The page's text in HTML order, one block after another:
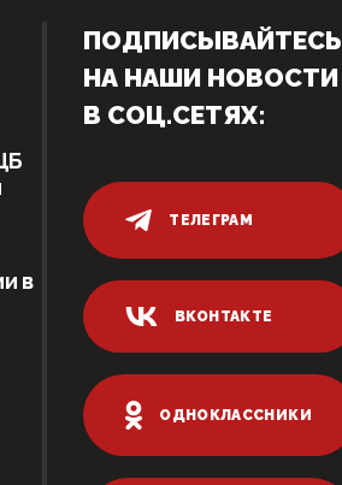
в
ПОДПИСЫВАЙТЕСЬ
НА НАШИ НОВОСТИ
В СОЦ.СЕТЯХ:
ТЕЛЕГРАМ
ВКОНТАКТЕ
ОДНОКЛАССНИКИ